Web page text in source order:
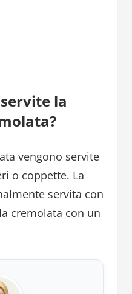
la
vengono servite
o coppette. La
servita con
cremolata con un